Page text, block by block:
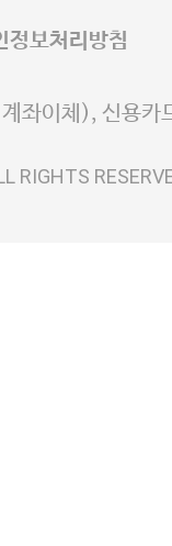
에스크로 서비
정보처리방침
좌이체), 신용카
RIGHTS